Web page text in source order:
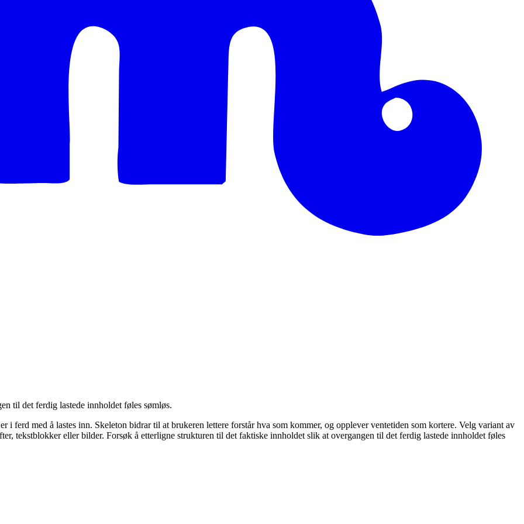
til det ferdig lastede innholdet føles sømløs.
i ferd med å lastes inn. Skeleton bidrar til at brukeren lettere forstår hva som kommer, og opplever ventetiden som kortere. Velg variant av
tekstblokker eller bilder. Forsøk å etterligne strukturen til det faktiske innholdet slik at overgangen til det ferdig lastede innholdet føles